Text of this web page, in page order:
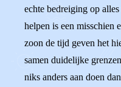
echte bedreiging op
helpen is een misschien
zoon de tijd geven het
samen duidelijke
niks anders aan doen